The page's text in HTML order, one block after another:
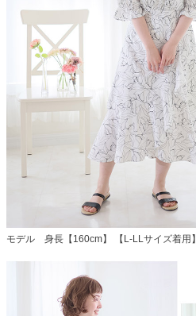
モデル 身長【160cm】 【L-LLサイズ着用】